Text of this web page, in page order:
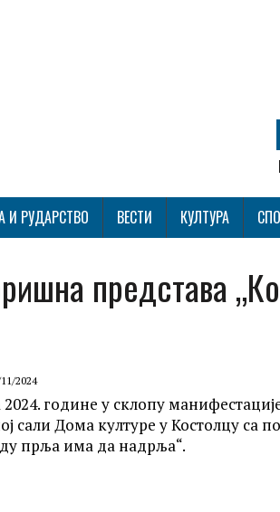
И РУДАРСТВО ВЕСТИ КУЛТУРА
представа
2024
године у склопу
сали Дома културе у Костолцу са
прља има да надрља“.